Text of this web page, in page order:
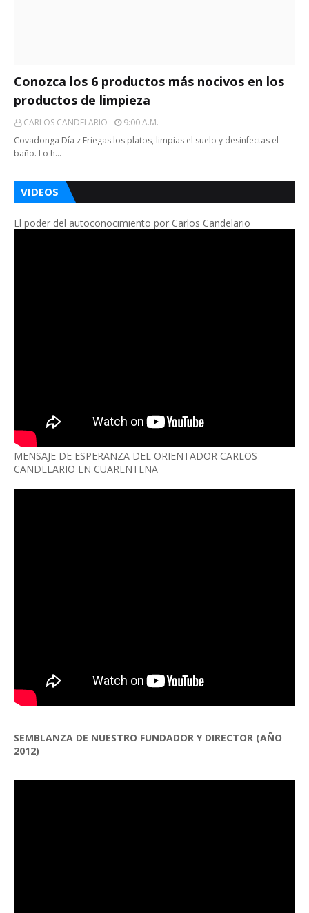
Conozca los 6 productos más nocivos en los
productos de limpieza
CARLOS CANDELARIO
9:00 A.m.
Covadonga Día z Friegas los platos, limpias el suelo y desinfectas el
baño. Lo h…
VIDEOS
El poder del autoconocimiento por Carlos Candelario
MENSAJE DE ESPERANZA DEL ORIENTADOR CARLOS
CANDELARIO EN CUARENTENA
SEMBLANZA DE NUESTRO FUNDADOR Y DIRECTOR (AÑO
2012)